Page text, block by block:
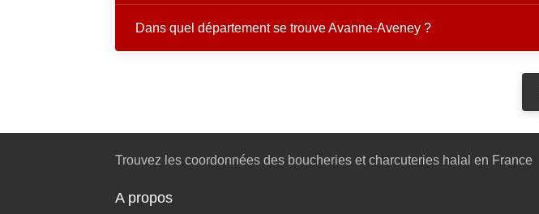
Dans quel département se trouve Avanne-Aveney ?
Trouvez les coordonnées des boucheries et charcuteries halal en France
A propos